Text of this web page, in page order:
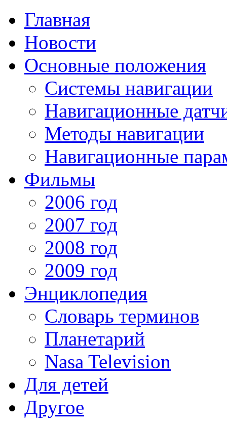
Главная
Новости
Основные положения
Системы навигации
Навигационные
Методы навигации
Навигационные
Фильмы
2006 год
2007 год
2008 год
2009 год
Энциклопедия
Словарь терминов
Планетарий
Nasa Television
Для детей
Другое